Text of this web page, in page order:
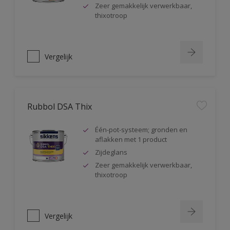
Zeer gemakkelijk verwerkbaar,
thixotroop
Vergelijk
Rubbol DSA Thix
Één-pot-systeem; gronden en
aflakken met 1 product
Zijdeglans
Zeer gemakkelijk verwerkbaar,
thixotroop
Vergelijk